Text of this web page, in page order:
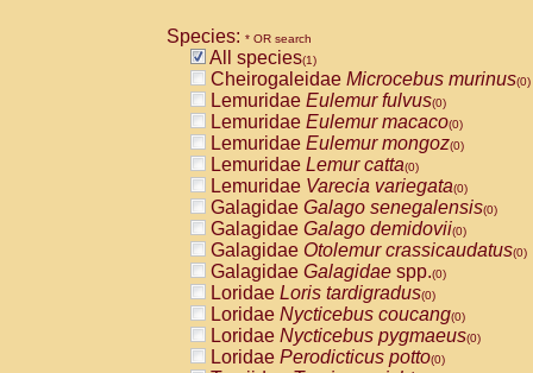
CebidaeCebus capucinus
CebidaeCebus nigrivittatus
CebidaeCebus spp.(0)
CebidaeSaimiri boliviensis(0)
CebidaeSaimiri sciureus(0)
AtelidaeAlouatta caraya(0)
AtelidaeAlouatta fusca(0)
AtelidaeAlouatta seniculus(0)
AtelidaeAlouattaspp.(0)
AtelidaeAteles belzebuth(0)
AtelidaeAteles geoffroyi(0)
AtelidaeAteles paniscus(0)
AtelidaeAtelesspp.(0)
AtelidaeLagothrix lagothricha(0)
AtelidaeLagothrix lagothricha cana
PitheciidaeCacajao calvus
Species: * OR search
All species(1)
Cheirogaleidae Microcebus murinus(0)
Lemuridae Eulemur fulvus(0)
Lemuridae Eulemur macaco(0)
Lemuridae Eulemur mongoz(0)
Lemuridae Lemur catta(0)
Lemuridae Varecia variegata(0)
Galagidae Galago senegalensis(0)
Galagidae Galago demidovii(0)
Galagidae Otolemur crassicaudatus(0)
Galagidae Galagidae spp.(0)
Loridae Loris tardigradus(0)
Loridae Nycticebus coucang(0)
Loridae Nycticebus pygmaeus(0)
Loridae Perodicticus potto(0)